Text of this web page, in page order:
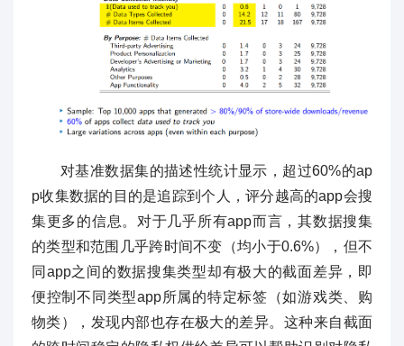
对基准数据集的描述性统计显示，超过60%的ap
p收集数据的目的是追踪到个人，评分越高的app会搜
集更多的信息。对于几乎所有app而言，其数据搜集
的类型和范围几乎跨时间不变（均小于0.6%），但不
同app之间的数据搜集类型却有极大的截面差异，即
便控制不同类型app所属的特定标签（如游戏类、购
物类），发现内部也存在极大的差异。这种来自截面